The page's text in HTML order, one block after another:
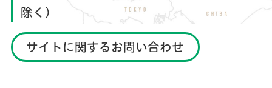
除く）
サイトに関するお問い合わせ